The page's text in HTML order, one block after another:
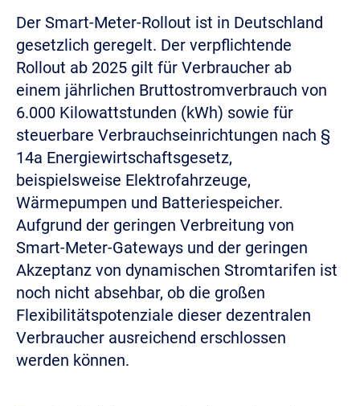
Der Smart-Meter-Rollout ist in Deutschland
gesetzlich geregelt. Der verpflichtende
Rollout ab 2025 gilt für Verbraucher ab
einem jährlichen Bruttostromverbrauch von
6.000 Kilowattstunden (kWh) sowie für
steuerbare Verbrauchseinrichtungen nach §
14a Energiewirtschaftsgesetz,
beispielsweise Elektrofahrzeuge,
Wärmepumpen und Batteriespeicher.
Aufgrund der geringen Verbreitung von
Smart-Meter-Gateways und der geringen
Akzeptanz von dynamischen Stromtarifen ist
noch nicht absehbar, ob die großen
Flexibilitätspotenziale dieser dezentralen
Verbraucher ausreichend erschlossen
werden können.